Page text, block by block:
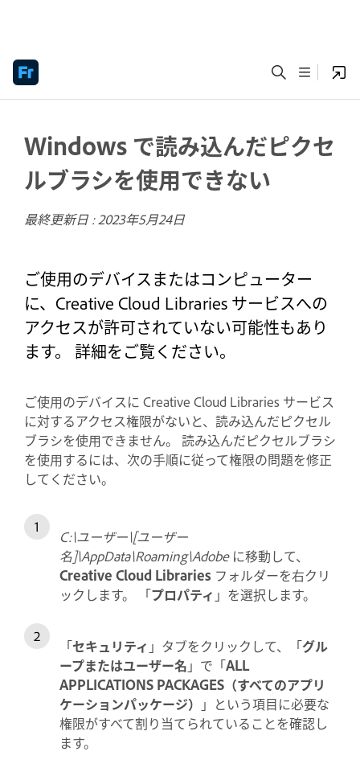
Windows で読み込んだピクセ
ルブラシを使用できない
最終更新日 :2023年5月24日
ご使用のデバイスまたはコンピューター
に、Creative Cloud Libraries サービスへの
アクセスが許可されていない可能性もあり
ます。 詳細をご覧ください。
ご使用のデバイスに Creative Cloud Libraries サービス
に対するアクセス権限がないと、読み込んだピクセル
ブラシを使用できません。 読み込んだピクセルブラシ
を使用するには、次の手順に従って権限の問題を修正
してください。
C:\ユーザー\[ユーザー
名]\AppData\Roaming\Adobeに移動して、
Creative Cloud Libraries フォルダーを右クリ
ックします。 「プロパティ 」を選択します。
「セキュリティ 」タブをクリックして、「グル
ープまたはユーザー名 」で「ALL
APPLICATIONS PACKAGES（すべてのアプリ
ケーションパッケージ） 」という項目に必要な
権限がすべて割り当てられていることを確認し
ます。